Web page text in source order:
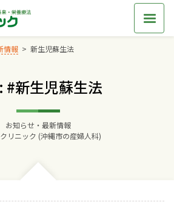
情報 新生児蘇生法
#新生児蘇生法
お知らせ・最新情報
リニック (沖縄市の産婦人科)
Home
交通アクセス